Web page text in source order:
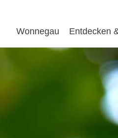
Wonnegau Entdecken